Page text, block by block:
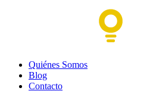
Quiénes Somos
Blog
Contacto